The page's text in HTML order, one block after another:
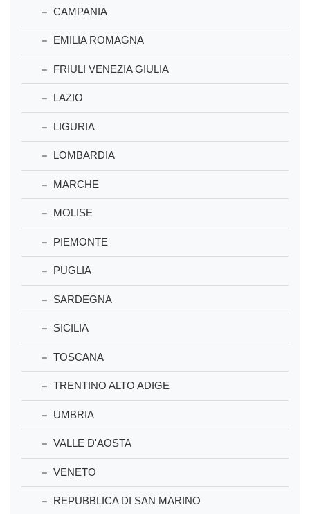
CAMPANIA
EMILIA ROMAGNA
FRIULI VENEZIA GIULIA
LAZIO
LIGURIA
LOMBARDIA
MARCHE
MOLISE
PIEMONTE
PUGLIA
SARDEGNA
SICILIA
TOSCANA
TRENTINO ALTO ADIGE
UMBRIA
VALLE D'AOSTA
VENETO
REPUBBLICA DI SAN MARINO